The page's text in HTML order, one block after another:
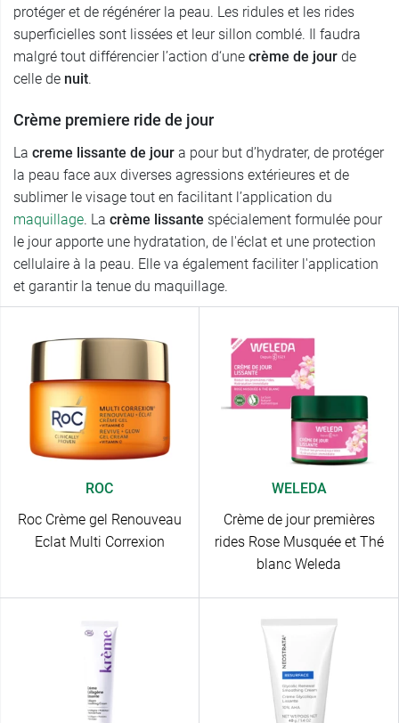
protéger et de régénérer la peau. Les ridules et les rides
superficielles sont lissées et leur sillon comblé. Il faudra
malgré tout différencier l’action d‘une crème de jour de
celle de nuit.
Crème premiere ride de jour
La creme lissante de jour a pour but d’hydrater, de protéger
la peau face aux diverses agressions extérieures et de
sublimer le visage tout en facilitant l’application du
maquillage. La crème lissante spécialement formulée pour
le jour apporte une hydratation, de l'éclat et une protection
cellulaire à la peau. Elle va également faciliter l'application
et garantir la tenue du maquillage.
ROC
Roc Crème gel Renouveau
Eclat Multi Correxion
WELEDA
Crème de jour premières
rides Rose Musquée et Thé
blanc Weleda